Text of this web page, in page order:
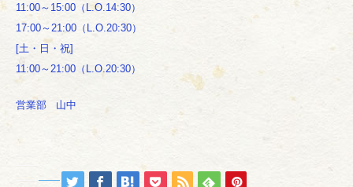
11:00～15:00（L.O.14:30）
17:00～21:00（L.O.20:30）
[土・日・祝]
11:00～21:00（L.O.20:30）
営業部 山中